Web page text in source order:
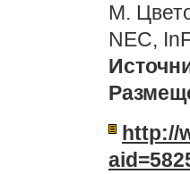
M.
NEC,
http://